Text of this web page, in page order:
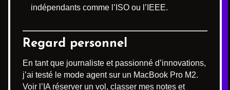
indépendants comme l’ISO ou l’IEEE.
Regard personnel
En tant que journaliste et passionné d’innovations,
j’ai testé le mode agent sur un MacBook Pro M2.
Voir l’IA réserver un vol, classer mes notes et